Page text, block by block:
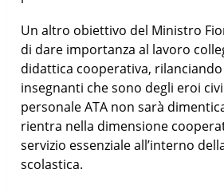
Un altro obiettivo del Ministro
di dare importanza al lavoro
didattica cooperativa,
insegnanti che sono degli eroi
personale ATA non sarà
rientra nella dimensione
servizio essenziale all’interno
scolastica.